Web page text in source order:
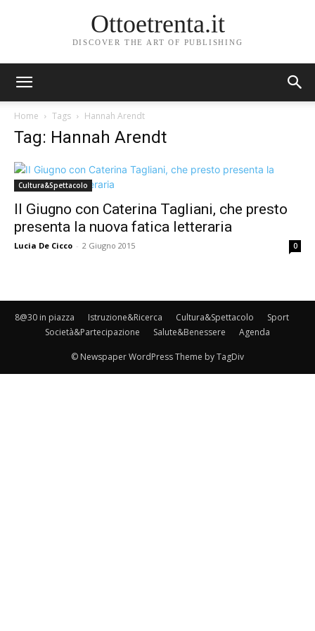
Ottoetrenta.it
DISCOVER THE ART OF PUBLISHING
Home Tags Hannah Arendt
Tag: Hannah Arendt
Cultura&Spettacolo
II Giugno con Caterina Tagliani, che presto
presenta la nuova fatica letteraria
Lucia De Cicco - 2 Giugno 2015 0
8@30 in piazza Istruzione&Ricerca Cultura&Spettacolo
Sport
Società&Partecipazione
Salute&Benessere Agenda
© Newspaper WordPress Theme by TagDiv